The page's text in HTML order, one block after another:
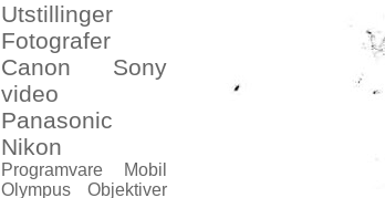
Utstillinger
Fotografer
Canon
Sony
video
Panasonic
Nikon
Programvare
Mobil
Olympus
Objektiver